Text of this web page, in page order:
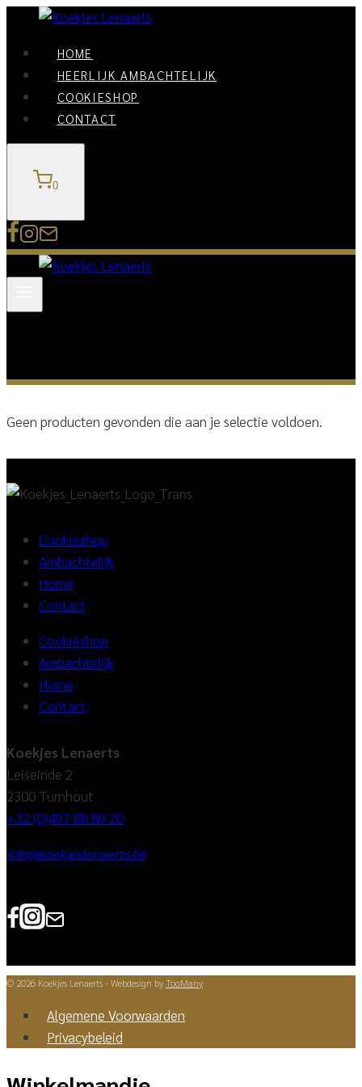
Doorgaan
inhoud
HOME
HEERLIJK AMBACHTELIJK
COOKIESHOP
CONTACT
0
Geen producten gevonden die aan je selectie voldoen.
Cookieshop
Ambachtelijk
Home
Contact
Cookieshop
Ambachtelijk
Home
Contact
Koekjes Lenaerts
Leiseinde 2
2300 Turnhout
+32 (0)497 88 89 20
info@koekjeslenaerts.be
© 2026 Koekjes Lenaerts - Webdesign byTooMany
Algemene Voorwaarden
Privacybeleid